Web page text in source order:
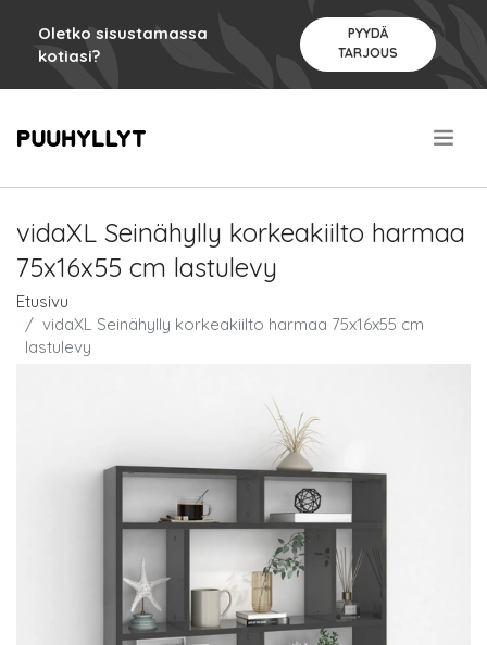
Oletko sisustamassa
kotiasi?
PYYDÄ
TARJOUS
vidaXL Seinähylly korkeakiilto harmaa
75x16x55 cm lastulevy
Etusivu
vidaXL Seinähylly korkeakiilto harmaa 75x16x55 cm
lastulevy